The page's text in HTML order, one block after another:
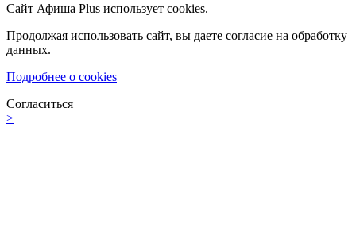
Сайт Афиша Plus использует cookies.
Продолжая использовать сайт, вы даете согласие на обработку
данных.
Подробнее о cookies
Согласиться
>